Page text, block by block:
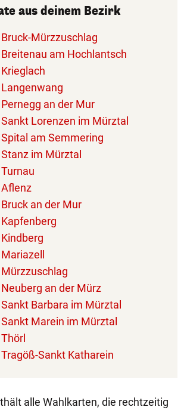
aus deinem Bezirk
Mürzzuschlag
am Hochlantsch
an der Mur
Lorenzen im Mürztal
am Semmering
im Mürztal
an der Mur
an der Mürz
Barbara im Mürztal
Marein im Mürztal
Sankt Katharein
alle Wahlkarten, die rechtzeitig